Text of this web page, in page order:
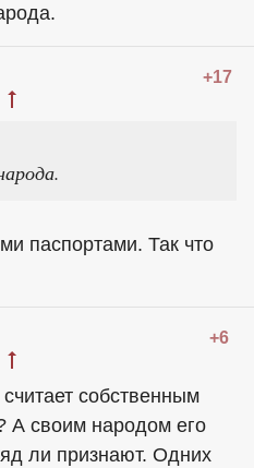
+17
паспортами. Так что
+6
собственным
А своим народом его
ли признают. Одних